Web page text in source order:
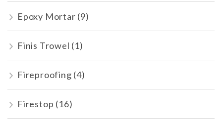
Epoxy Mortar (9)
Finis Trowel (1)
Fireproofing (4)
Firestop (16)